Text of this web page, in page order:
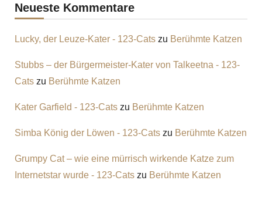
Neueste Kommentare
Lucky, der Leuze-Kater - 123-Catszu Berühmte Katzen
Stubbs – der Bürgermeister-Kater von Talkeetna - 123-
Catszu Berühmte Katzen
Kater Garfield - 123-Catszu Berühmte Katzen
Simba König der Löwen - 123-Catszu Berühmte Katzen
Grumpy Cat – wie eine mürrisch wirkende Katze zum
Internetstar wurde - 123-Catszu Berühmte Katzen